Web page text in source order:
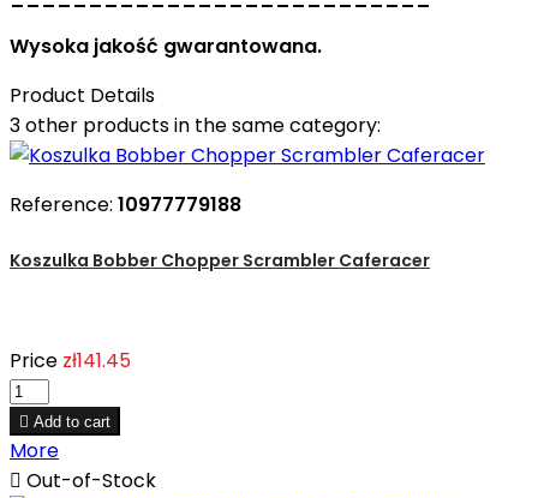
Wysoka jakość gwarantowana.
Product Details
3 other products in the same category:
Reference: 10977779188
Koszulka Bobber Chopper Scrambler Caferacer
Price zł141.45
 Add to cart
More
 Out-of-Stock